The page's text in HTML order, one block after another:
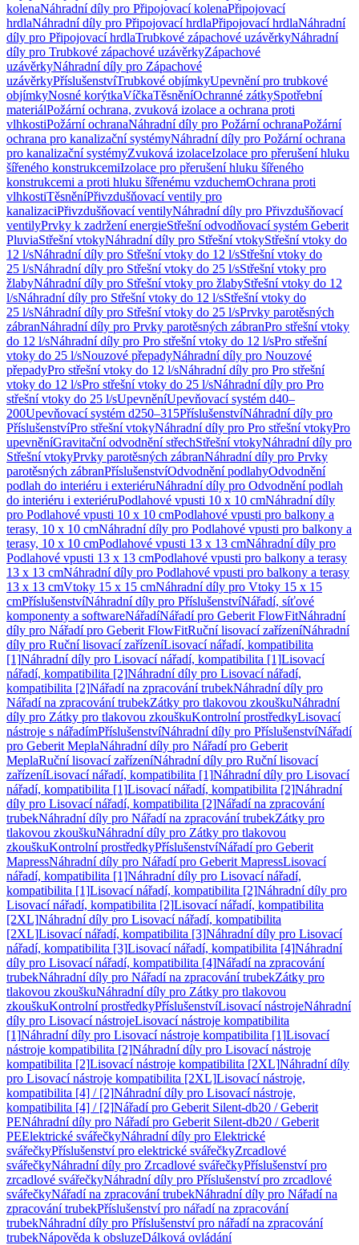
kolenaNáhradní díly pro Připojovací kolenaPřipojovací
hrdlaNáhradní díly pro Připojovací hrdlaPřipojovací hrdlaNáhradní
díly pro Připojovací hrdlaTrubkové zápachové uzávěrkyNáhradní
díly pro Trubkové zápachové uzávěrkyZápachové
uzávěrkyNáhradní díly pro Zápachové
uzávěrkyPříslušenstvíTrubkové objímkyUpevnění pro trubkové
objímkyNosné korýtkaVíčkaTěsněníOchranné zátkySpotřební
materiálPožární ochrana, zvuková izolace a ochrana proti
vlhkostiPožární ochranaNáhradní díly pro Požární ochranaPožární
ochrana pro kanalizační systémyNáhradní díly pro Požární ochrana
pro kanalizační systémyZvuková izolaceIzolace pro přerušení hluku
šířeného konstrukcemiIzolace pro přerušení hluku šířeného
konstrukcemi a proti hluku šířenému vzduchemOchrana proti
vlhkostiTěsněníPřivzdušňovací ventily pro
kanalizaciPřivzdušňovací ventilyNáhradní díly pro Přivzdušňovací
ventilyPrvky k zadržení energieStřešní odvodňovací systém Geberit
PluviaStřešní vtokyNáhradní díly pro Střešní vtokyStřešní vtoky do
12 l/sNáhradní díly pro Střešní vtoky do 12 l/sStřešní vtoky do
25 l/sNáhradní díly pro Střešní vtoky do 25 l/sStřešní vtoky pro
žlabyNáhradní díly pro Střešní vtoky pro žlabyStřešní vtoky do 12
l/sNáhradní díly pro Střešní vtoky do 12 l/sStřešní vtoky do
25 l/sNáhradní díly pro Střešní vtoky do 25 l/sPrvky parotěsných
zábranNáhradní díly pro Prvky parotěsných zábranPro střešní vtoky
do 12 l/sNáhradní díly pro Pro střešní vtoky do 12 l/sPro střešní
vtoky do 25 l/sNouzové přepadyNáhradní díly pro Nouzové
přepadyPro střešní vtoky do 12 l/sNáhradní díly pro Pro střešní
vtoky do 12 l/sPro střešní vtoky do 25 l/sNáhradní díly pro Pro
střešní vtoky do 25 l/sUpevněníUpevňovací systém d40–
200Upevňovací systém d250–315PříslušenstvíNáhradní díly pro
PříslušenstvíPro střešní vtokyNáhradní díly pro Pro střešní vtokyPro
upevněníGravitační odvodnění střechStřešní vtokyNáhradní díly pro
Střešní vtokyPrvky parotěsných zábranNáhradní díly pro Prvky
parotěsných zábranPříslušenstvíOdvodnění podlahyOdvodnění
podlah do interiéru i exteriéruNáhradní díly pro Odvodnění podlah
do interiéru i exteriéruPodlahové vpusti 10 x 10 cmNáhradní díly
pro Podlahové vpusti 10 x 10 cmPodlahové vpusti pro balkony a
terasy, 10 x 10 cmNáhradní díly pro Podlahové vpusti pro balkony a
terasy, 10 x 10 cmPodlahové vpusti 13 x 13 cmNáhradní díly pro
Podlahové vpusti 13 x 13 cmPodlahové vpusti pro balkony a terasy
13 x 13 cmNáhradní díly pro Podlahové vpusti pro balkony a terasy
13 x 13 cmVtoky 15 x 15 cmNáhradní díly pro Vtoky 15 x 15
cmPříslušenstvíNáhradní díly pro PříslušenstvíNářadí, síťové
komponenty a softwareNářadíNářadí pro Geberit FlowFitNáhradní
díly pro Nářadí pro Geberit FlowFitRuční lisovací zařízeníNáhradní
díly pro Ruční lisovací zařízeníLisovací nářadí, kompatibilita
[1]Náhradní díly pro Lisovací nářadí, kompatibilita [1]Lisovací
nářadí, kompatibilita [2]Náhradní díly pro Lisovací nářadí,
kompatibilita [2]Nářadí na zpracování trubekNáhradní díly pro
Nářadí na zpracování trubekZátky pro tlakovou zkouškuNáhradní
díly pro Zátky pro tlakovou zkouškuKontrolní prostředkyLisovací
nástroje s nářadímPříslušenstvíNáhradní díly pro PříslušenstvíNářadí
pro Geberit MeplaNáhradní díly pro Nářadí pro Geberit
MeplaRuční lisovací zařízeníNáhradní díly pro Ruční lisovací
zařízeníLisovací nářadí, kompatibilita [1]Náhradní díly pro Lisovací
nářadí, kompatibilita [1]Lisovací nářadí, kompatibilita [2]Náhradní
díly pro Lisovací nářadí, kompatibilita [2]Nářadí na zpracování
trubekNáhradní díly pro Nářadí na zpracování trubekZátky pro
tlakovou zkouškuNáhradní díly pro Zátky pro tlakovou
zkouškuKontrolní prostředkyPříslušenstvíNářadí pro Geberit
MapressNáhradní díly pro Nářadí pro Geberit MapressLisovací
nářadí, kompatibilita [1]Náhradní díly pro Lisovací nářadí,
kompatibilita [1]Lisovací nářadí, kompatibilita [2]Náhradní díly pro
Lisovací nářadí, kompatibilita [2]Lisovací nářadí, kompatibilita
[2XL]Náhradní díly pro Lisovací nářadí, kompatibilita
[2XL]Lisovací nářadí, kompatibilita [3]Náhradní díly pro Lisovací
nářadí, kompatibilita [3]Lisovací nářadí, kompatibilita [4]Náhradní
díly pro Lisovací nářadí, kompatibilita [4]Nářadí na zpracování
trubekNáhradní díly pro Nářadí na zpracování trubekZátky pro
tlakovou zkouškuNáhradní díly pro Zátky pro tlakovou
zkouškuKontrolní prostředkyPříslušenstvíLisovací nástrojeNáhradní
díly pro Lisovací nástrojeLisovací nástroje kompatibilita
[1]Náhradní díly pro Lisovací nástroje kompatibilita [1]Lisovací
nástroje kompatibilita [2]Náhradní díly pro Lisovací nástroje
kompatibilita [2]Lisovací nástroje kompatibilita [2XL]Náhradní díly
pro Lisovací nástroje kompatibilita [2XL]Lisovací nástroje,
kompatibilita [4] / [2]Náhradní díly pro Lisovací nástroje,
kompatibilita [4] / [2]Nářadí pro Geberit Silent-db20 / Geberit
PENáhradní díly pro Nářadí pro Geberit Silent-db20 / Geberit
PEElektrické svářečkyNáhradní díly pro Elektrické
svářečkyPříslušenství pro elektrické svářečkyZrcadlové
svářečkyNáhradní díly pro Zrcadlové svářečkyPříslušenství pro
zrcadlové svářečkyNáhradní díly pro Příslušenství pro zrcadlové
svářečkyNářadí na zpracování trubekNáhradní díly pro Nářadí na
zpracování trubekPříslušenství pro nářadí na zpracování
trubekNáhradní díly pro Příslušenství pro nářadí na zpracování
trubekNápověda k obsluzeDálková ovládání